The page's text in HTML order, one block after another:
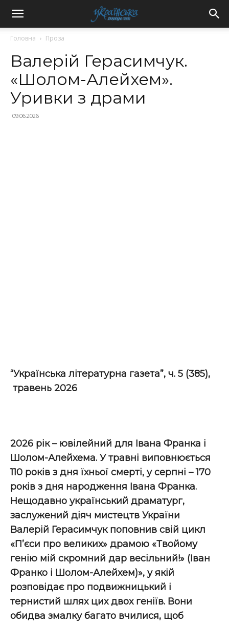
Головна Проза
Валерій Герасимчук.
«Шолом-Алейхем».
Уривки з драми
09.06.2026
“Українська літературна газета”, ч. 5 (385),
травень 2026
2026 рік – ювілейний для Івана Франка і
Шолом-Алейхема. У травні виповнюється
110 років з дня їхньої смерті, у серпні – 170
років з дня народження Івана Франка.
Нещодавно український драматург,
заслужений діяч мистецтв України
Валерій Герасимчук поповнив свій цикл
«П’єси про великих» драмою «Твойому
генію мій скромний дар весільний!» (Іван
Франко і Шолом-Алейхем)», у якій
розповідає про подвижницький і
тернистий шлях цих двох геніїв. Вони
обидва змалку багато вчилися, щоб